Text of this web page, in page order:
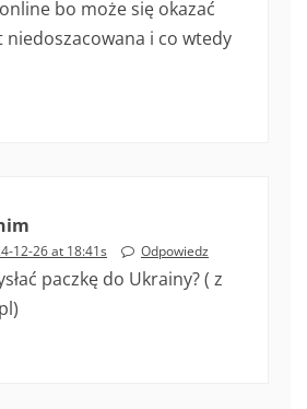
bo może się okazać
niedoszacowana i co wtedy
12-26 at 18:41s Odpowiedz
paczkę do Ukrainy? ( z